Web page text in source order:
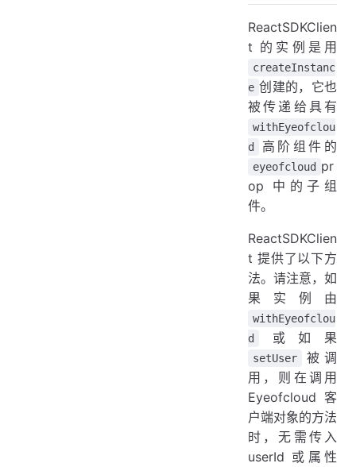
ReactSDKClien
t 的实例是用
createInstanc
e 创建的，它也
被传递给具有
withEyeofclou
d
高阶组件的
eyeofcloud pr
op 中的子组
件。
ReactSDKClien
t 提供了以下方
法。请注意，如
果实例由
withEyeofclou
d
或如果
setUser
被调
用，则在调用
Eyeofcloud 客
户端对象的方法
时，无需传入
userId 或属性